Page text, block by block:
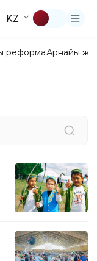
KZ
реформаАрнайы